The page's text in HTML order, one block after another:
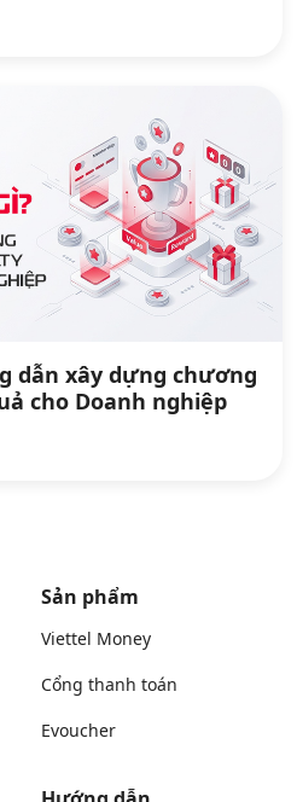
dẫn xây dựng chương
cho Doanh nghiệp
Sản phẩm
Viettel Money
Cổng thanh toán
Evoucher